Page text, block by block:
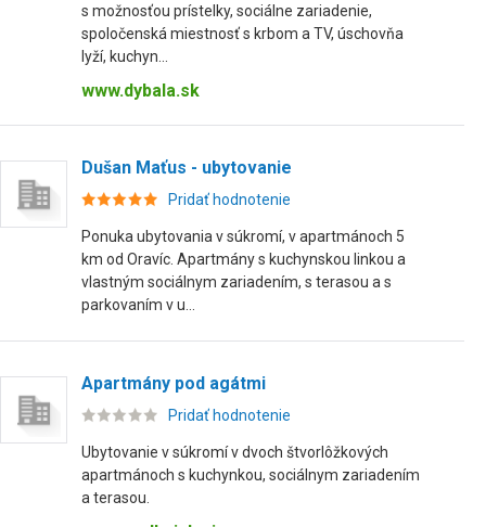
s možnosťou prístelky, sociálne zariadenie,
spoločenská miestnosť s krbom a TV, úschovňa
lyží, kuchyn...
www.dybala.sk
Dušan Maťus - ubytovanie
Pridať hodnotenie
Ponuka ubytovania v súkromí, v apartmánoch 5
km od Oravíc. Apartmány s kuchynskou linkou a
vlastným sociálnym zariadením, s terasou a s
parkovaním v u...
Apartmány pod agátmi
Pridať hodnotenie
Ubytovanie v súkromí v dvoch štvorlôžkových
apartmánoch s kuchynkou, sociálnym zariadením
a terasou.